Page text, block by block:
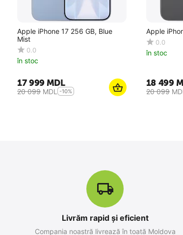
Apple iPhone 17 256 GB, Blue
Mist
0.0
în stoc
17 999MDL
20 099 MDL -10%
Apple
0.0
în stoc
18 499
20 099
Apple iPhone 17 Pro Max 256 GB,
Livrăm rapid și eficient
Compania noastră livrează în toată Moldova